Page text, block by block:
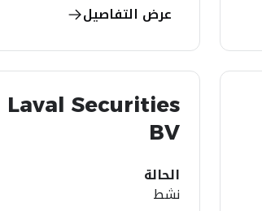
عرض التفاصيل
Laval Securities
BV
الحالة
نشط